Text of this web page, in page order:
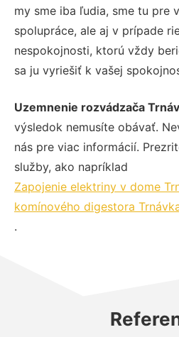
my sme iba ľudia, sme tu pre
spolupráce, ale aj v prípade
nespokojnosti, ktorú vždy
sa ju vyriešiť k vašej
Uzemnenie rozvádzača
výsledok nemusíte obávať.
nás pre viac informácií.
služby, ako napríklad
Zapojenie elektriny v dome
komínového digestora
.